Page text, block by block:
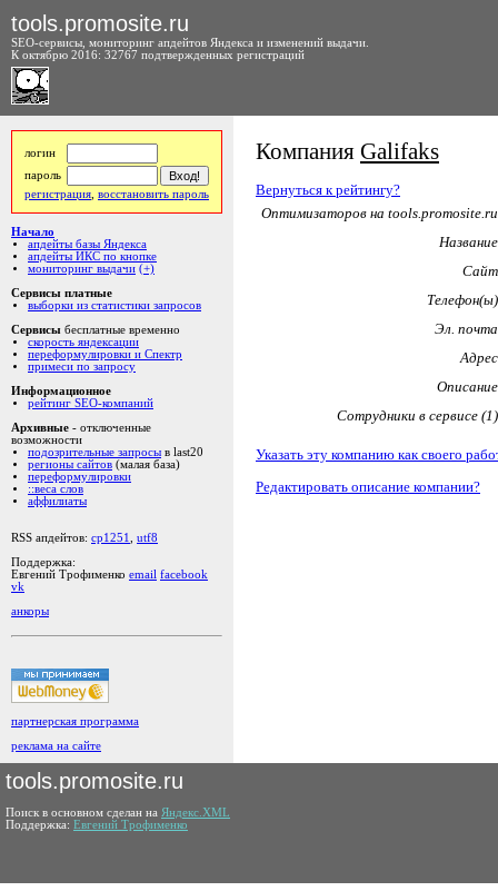
tools.promosite.ru
SEO-сервисы, мониторинг апдейтов Яндекса и изменений выдачи.
К октябрю 2016: 32767 подтвержденных регистраций
логин
пароль
регистрация восстановить пароль
Начало
апдейты базы Яндекса
апдейты ИКС по кнопке
мониторинг выдачи (+)
Сервисы платные
выборки из статистики запросов
Сервисы бесплатные временно
скорость яндексации
переформулировки и Спектр
примеси по запросу
Информационное
рейтинг SEO-компаний
Архивные - отключенные
возможности
подозрительные запросы в last20
регионы сайтов (малая база)
переформулировки
::веса слов
аффилиаты
RSS апдейтов: cp1251
utf8
Поддержка:
Евгений Трофименко email facebook
vk
анкоры
партнерская программа
реклама на сайте
Компания Galifaks
Вернуться к рейтингу?
Оптимизаторов на tools.promosite.ru
Название
Сайт
Телефон(ы)
Эл. почта
Адрес
Описание
Сотрудники в сервисе (1)
Указать эту компанию как своего
Редактировать описание компании?
tools.promosite.ru
Поиск в основном сделан на Яндекс.XML
Поддержка: Евгений Трофименко